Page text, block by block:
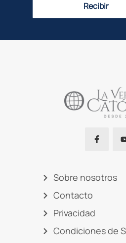
Recibir
Sobre nosotros
Contacto
Privacidad
Condiciones de